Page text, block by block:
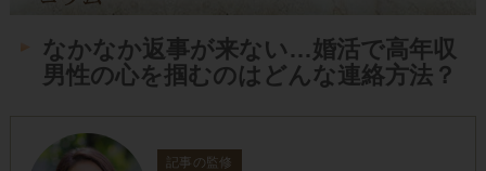
なかなか返事が来ない…婚活で高年収
男性の心を掴むのはどんな連絡方法？
記事の監修